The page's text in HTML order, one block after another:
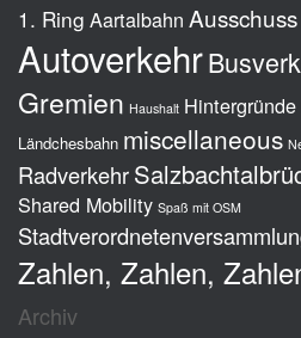
1. Ring Aartalbahn
Autoverkehr
Gremien Haushalt Hintergründe
Ländchesbahn miscellaneous
Radverkehr
Shared Mobility Spaß mit OSM
Zahlen, Zahlen,
Archiv